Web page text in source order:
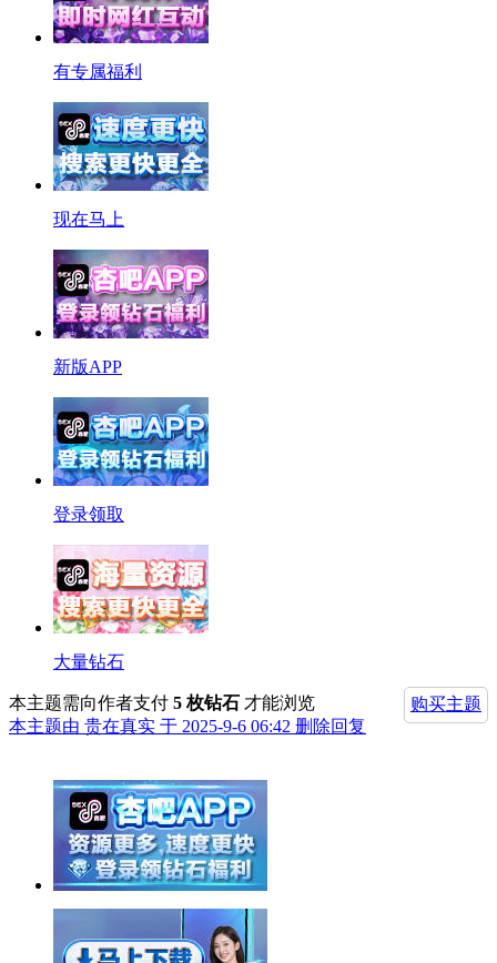
有专属福利
现在马上
新版APP
登录领取
大量钻石
购买主题
本主题需向作者支付 5 枚钻石 才能浏览
本主题由 贵在真实 于 2025-9-6 06:42 删除回复